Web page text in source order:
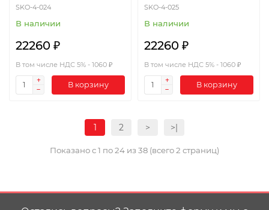
SKO-4-024
В наличии
22260 ₽
В том числе НДС 5% - 1060 ₽
В корзину
SKO-4-025
В наличии
22260 ₽
В том числе НДС 5% - 1060 ₽
В корзину
1 2 > >|
Показано с 1 по 24 из 38 (всего 2 страниц)